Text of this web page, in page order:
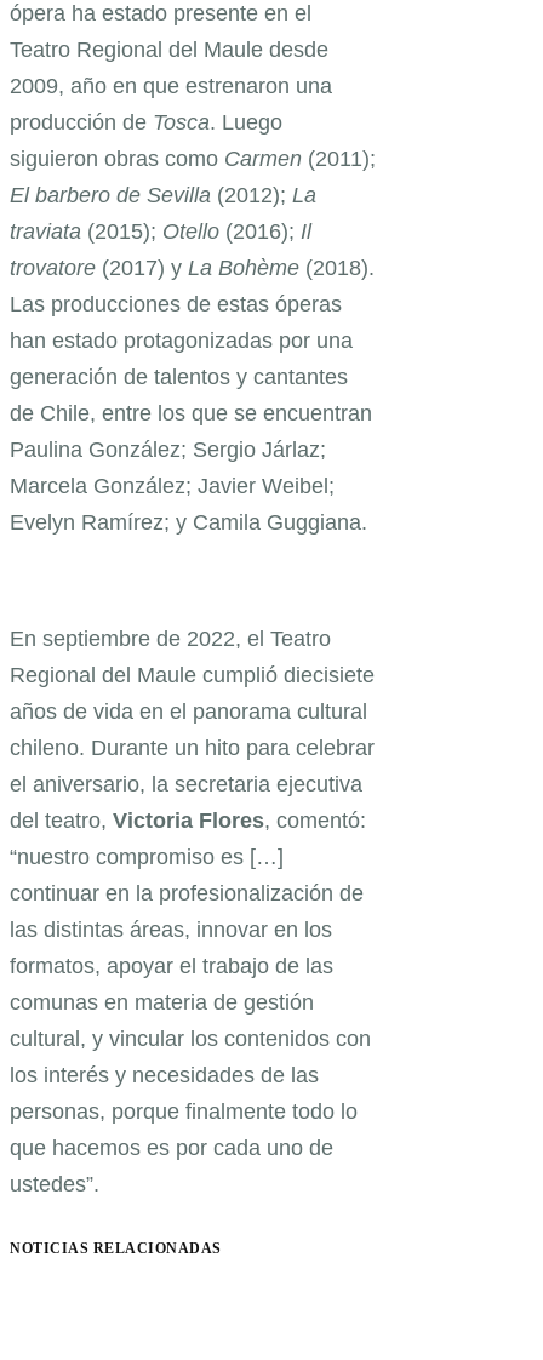
ópera ha estado presente en el
Teatro Regional del Maule desde
2009, año en que estrenaron una
producción de Tosca. Luego
siguieron obras como Carmen (2011);
El barbero de Sevilla (2012); La
traviata (2015); Otello (2016); Il
trovatore (2017) y La Bohème (2018).
Las producciones de estas óperas
han estado protagonizadas por una
generación de talentos y cantantes
de Chile, entre los que se encuentran
Paulina González; Sergio Járlaz;
Marcela González; Javier Weibel;
Evelyn Ramírez; y Camila Guggiana.
En septiembre de 2022, el Teatro
Regional del Maule cumplió diecisiete
años de vida en el panorama cultural
chileno. Durante un hito para celebrar
el aniversario, la secretaria ejecutiva
del teatro, Victoria Flores, comentó:
“nuestro compromiso es […]
continuar en la profesionalización de
las distintas áreas, innovar en los
formatos, apoyar el trabajo de las
comunas en materia de gestión
cultural, y vincular los contenidos con
los interés y necesidades de las
personas, porque finalmente todo lo
que hacemos es por cada uno de
ustedes”.
NOTICIAS RELACIONADAS